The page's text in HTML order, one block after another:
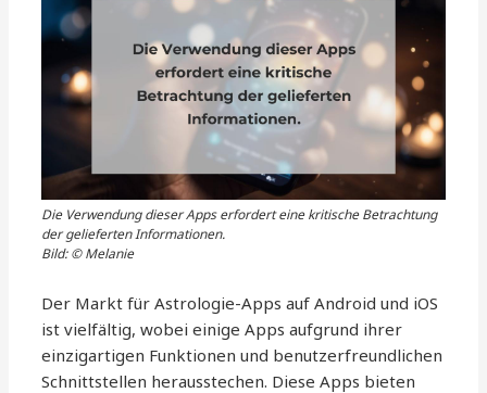
Die Verwendung dieser Apps erfordert eine kritische Betrachtung
der gelieferten Informationen.
Bild: © Melanie
Der Markt für Astrologie-Apps auf Android und iOS
ist vielfältig, wobei einige Apps aufgrund ihrer
einzigartigen Funktionen und benutzerfreundlichen
Schnittstellen herausstechen. Diese Apps bieten